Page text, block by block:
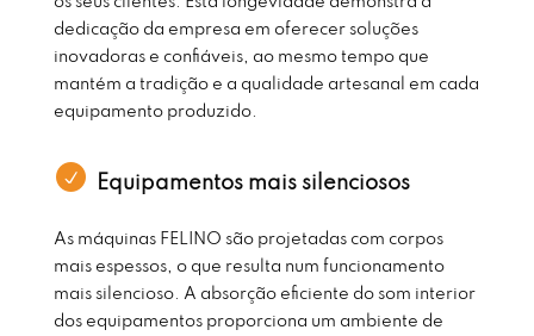
dedicação da empresa em oferecer soluções
inovadoras e confiáveis, ao mesmo tempo que
mantém a tradição e a qualidade artesanal em cada
equipamento produzido.
Equipamentos mais silenciosos
As máquinas FELINO são projetadas com corpos
mais espessos, o que resulta num funcionamento
mais silencioso. A absorção eficiente do som interior
dos equipamentos proporciona um ambiente de